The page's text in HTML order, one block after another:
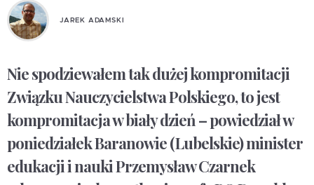
JAREK ADAMSKI
Nie spodziewałem tak dużej kompromitacji
Związku Nauczycielstwa Polskiego, to jest
kompromitacja w biały dzień – powiedział w
poniedziałek Baranowie (Lubelskie) minister
edukacji i nauki Przemysław Czarnek